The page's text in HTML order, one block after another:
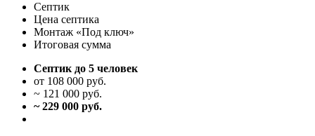
Септик
Цена септика
Монтаж «Под ключ»
Итоговая сумма
Септик до 5 человек
от 108 000 руб.
~ 121 000 руб.
~ 229 000 руб.